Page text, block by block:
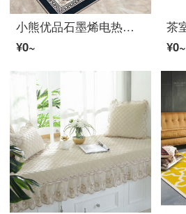
小熊优品石墨烯电热地毯客厅家用地暖垫 远红外加热地毯 发热地热毯 雪尼尔短绒面料发热地毯地热垫 中式浅黄 140厘米X200厘米
¥0~
¥0~